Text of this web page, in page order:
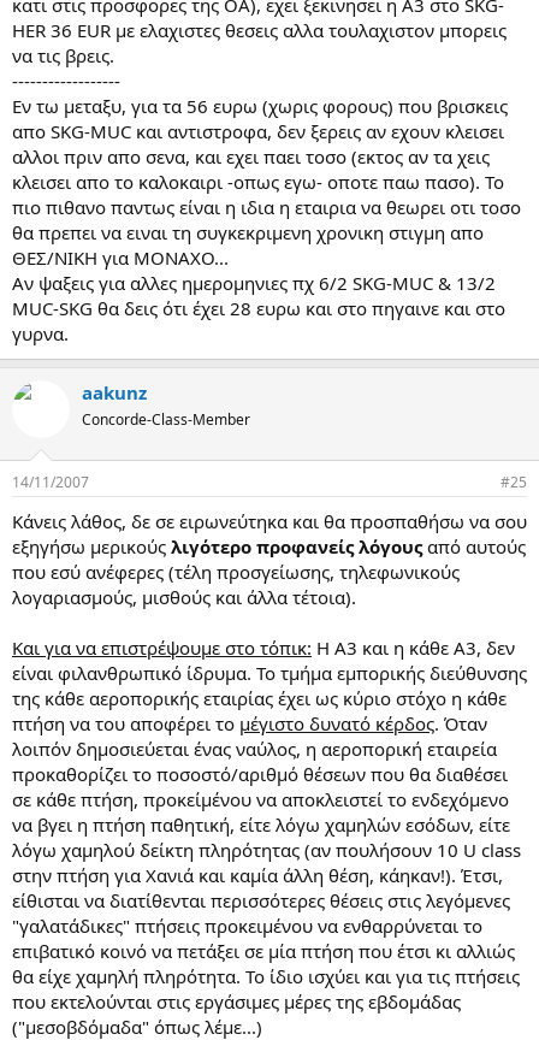
κατι στις προσφορες της ΟΑ), εχει ξεκινησει η Α3 στο SKG-
HER 36 EUR με ελαχιστες θεσεις αλλα τουλαχιστον μπορεις
να τις βρεις.
------------------
Εν τω μεταξυ, για τα 56 ευρω (χωρις φορους) που βρισκεις
απο SKG-MUC και αντιστροφα, δεν ξερεις αν εχουν κλεισει
αλλοι πριν απο σενα, και εχει παει τοσο (εκτος αν τα χεις
κλεισει απο το καλοκαιρι -οπως εγω- οποτε παω πασο). Το
πιο πιθανο παντως είναι η ιδια η εταιρια να θεωρει οτι τοσο
θα πρεπει να ειναι τη συγκεκριμενη χρονικη στιγμη απο
ΘΕΣ/ΝΙΚΗ για ΜΟΝΑΧΟ...
Αν ψαξεις για αλλες ημερομηνιες πχ 6/2 SKG-MUC & 13/2
MUC-SKG θα δεις ότι έχει 28 ευρω και στο πηγαινε και στο
γυρνα.
aakunz
Concorde-Class-Member
14/11/2007 #25
Κάνεις λάθος, δε σε ειρωνεύτηκα και θα προσπαθήσω να σου
εξηγήσω μερικούς λιγότερο προφανείς λόγουςαπό αυτούς
που εσύ ανέφερες (τέλη προσγείωσης, τηλεφωνικούς
λογαριασμούς, μισθούς και άλλα τέτοια).
Και για να επιστρέψουμε στο τόπικ: H A3 και η κάθε Α3, δεν
είναι φιλανθρωπικό ίδρυμα. Το τμήμα εμπορικής διεύθυνσης
της κάθε αεροπορικής εταιρίας έχει ως κύριο στόχο η κάθε
πτήση να του αποφέρει το μέγιστο δυνατό κέρδος. Όταν
λοιπόν δημοσιεύεται ένας ναύλος, η αεροπορική εταιρεία
προκαθορίζει το ποσοστό/αριθμό θέσεων που θα διαθέσει
σε κάθε πτήση, προκείμένου να αποκλειστεί το ενδεχόμενο
να βγει η πτήση παθητική, είτε λόγω χαμηλών εσόδων, είτε
λόγω χαμηλού δείκτη πληρότητας (αν πουλήσουν 10 U class
στην πτήση για Χανιά και καμία άλλη θέση, κάηκαν!). Έτσι,
είθισται να διατίθενται περισσότερες θέσεις στις λεγόμενες
"γαλατάδικες" πτήσεις προκειμένου να ενθαρρύνεται το
επιβατικό κοινό να πετάξει σε μία πτήση που έτσι κι αλλιώς
θα είχε χαμηλή πληρότητα. Το ίδιο ισχύει και για τις πτήσεις
που εκτελούνται στις εργάσιμες μέρες της εβδομάδας
("μεσοβδόμαδα" όπως λέμε...)